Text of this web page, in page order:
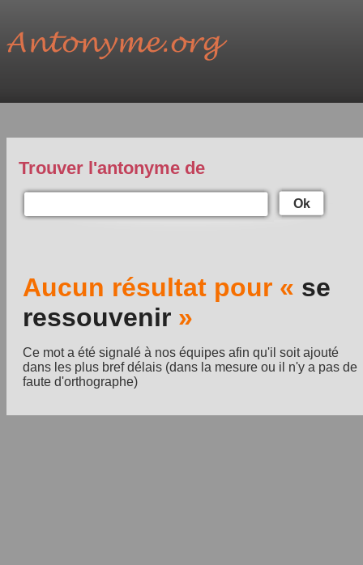
Trouver l'antonyme de
Ok
Aucun résultat pour « se
ressouvenir »
Ce mot a été signalé à nos équipes afin qu'il soit ajouté
dans les plus bref délais (dans la mesure ou il n'y a pas de
faute d'orthographe)